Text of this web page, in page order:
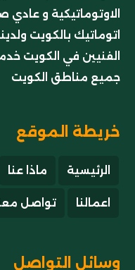
الاوتوماتيكية و عادي
اتوماتيك بالكويت
الفنيين في الكويت
جميع مناطق الكويت
خريطة الموقع
الرئيسية ماذا عنا
اعمالنا تواصل
وسائل التواصل